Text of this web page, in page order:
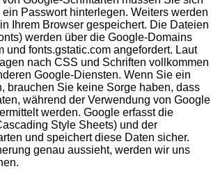
Passwort hinterlegen. Weiters werden
Ihrem Browser gespeichert. Die Dateien
werden über die Google-Domains
und fonts.gstatic.com angefordert. Laut
nach CSS und Schriften vollkommen
Google-Diensten. Wenn Sie ein
brauchen Sie keine Sorge haben, dass
während der Verwendung von Google
werden. Google erfasst die
Style Sheets) und der
und speichert diese Daten sicher.
genau aussieht, werden wir uns